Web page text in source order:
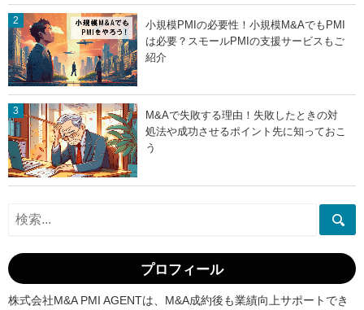
小規模PMIの必要性！小規模M&AでもPMI
は必要？スモールPMIの支援サービスもご
紹介
M&Aで失敗する理由！失敗したときの対
処法や成功させるポイント先に知っておこ
う
プロフィール
株式会社M&A PMI AGENTは、M&A成約後も業績向上サポートでき